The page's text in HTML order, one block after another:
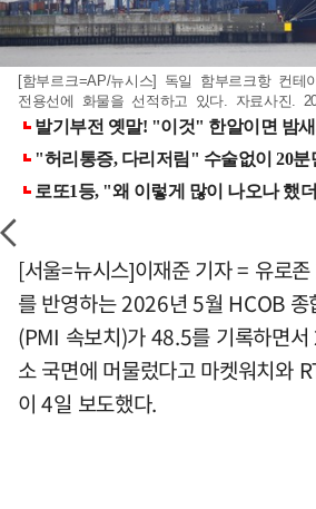
[함부르크=AP/뉴시스] 독일 함부르크항 컨테
전용선에 화물을 선적하고 있다. 자료사진.
[서울=뉴시스]이재준 기자 = 유로
를 반영하는 2026년 5월 HCOB 종
(PMI 속보치)가 48.5를 기록하면
소 국면에 머물렀다고 마켓워치와
이 4일 보도했다.